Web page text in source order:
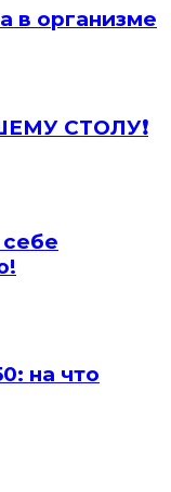
в организме
СТОЛУ❗️
на что